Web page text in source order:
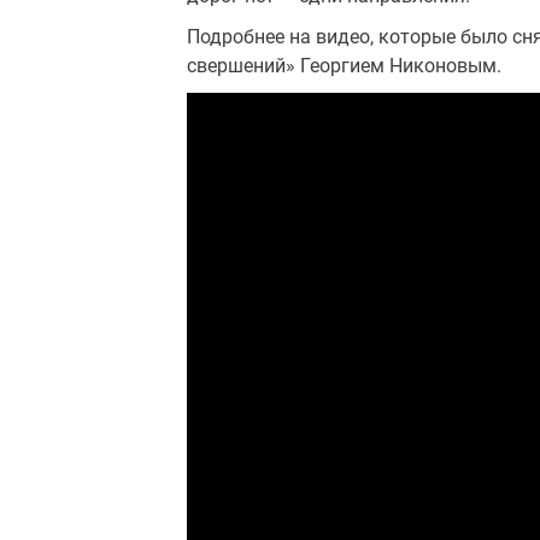
Подробнее на видео, которые было
свершений» Георгием Никоновым.